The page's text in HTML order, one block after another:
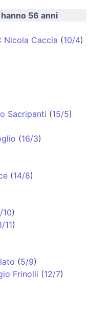
56 anni
: Nicola Caccia (10/4)
Sacripanti (15/5)
(16/3)
(14/8)
10)
11)
(5/9)
Frinolli (12/7)